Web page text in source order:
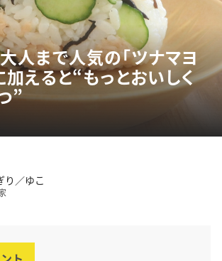
人まで人気の「ツナマヨ
加えると“もっとおいしく
”
り／ゆこ